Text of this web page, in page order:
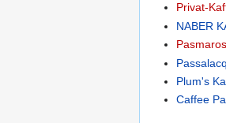
Privat-
NABER
Plum's
Caffee